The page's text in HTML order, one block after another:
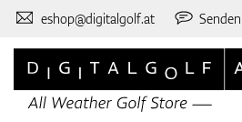
eshop@digitalgolf.at